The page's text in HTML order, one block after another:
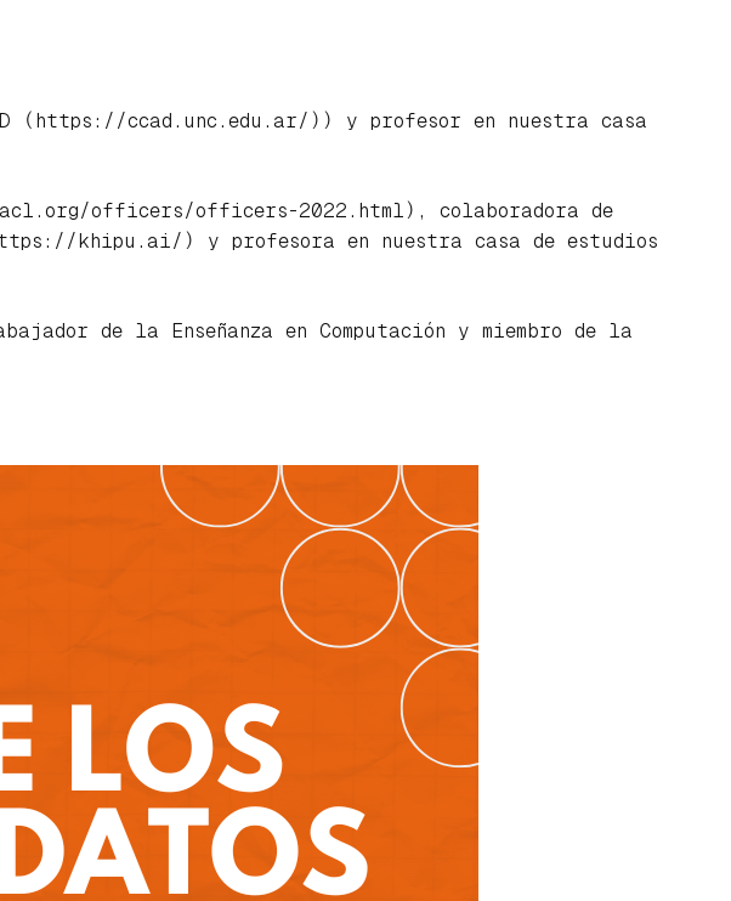
(https://ccad.unc.edu.ar/)) y profesor en nuestra casa
officers/officers-2022.html), colaboradora de
khipu.ai/) y profesora en nuestra casa de estudios
de la Enseñanza en Computación y miembro de la